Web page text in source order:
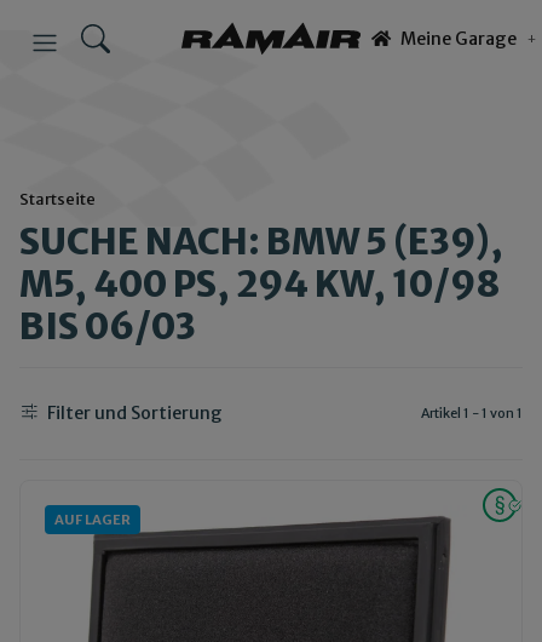
Meine Garage
Startseite
SUCHE NACH: BMW 5 (E39),
M5, 400 PS, 294 KW, 10/98
BIS 06/03
Filter und Sortierung Artikel 1 - 1 von 1
AUF LAGER